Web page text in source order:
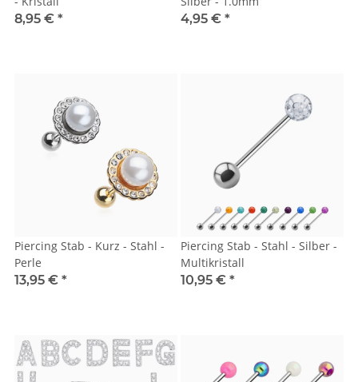
8,95 € *
4,95 € *
Piercing Stab - Kurz - Stahl -
Perle
13,95 € *
Piercing Stab - Stahl - Silber -
Multikristall
10,95 € *